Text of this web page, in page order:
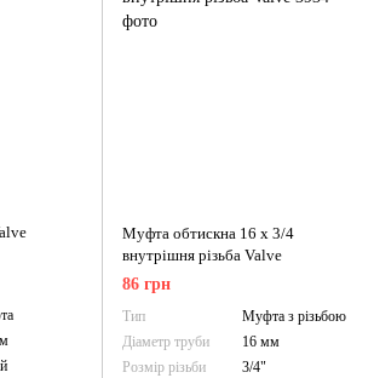
Муфта обтискна 16 х 3/4
внутрішня різьба Valve
86 грн
Тип
Муфта з різьбою
Діаметр труби
16 мм
Розмір різьби
3/4"